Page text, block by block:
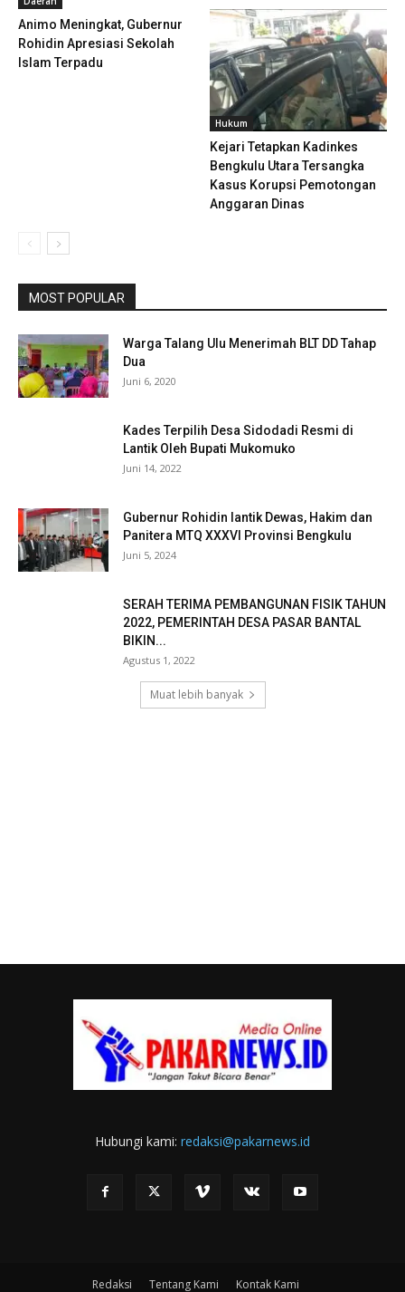
Animo Meningkat, Gubernur
Rohidin Apresiasi Sekolah
Islam Terpadu
Hukum
Kejari Tetapkan Kadinkes
Bengkulu Utara Tersangka
Kasus Korupsi Pemotongan
Anggaran Dinas
MOST POPULAR
Warga Talang Ulu Menerimah BLT DD Tahap
Dua
Juni 6, 2020
Kades Terpilih Desa Sidodadi Resmi di
Lantik Oleh Bupati Mukomuko
Juni 14, 2022
Gubernur Rohidin lantik Dewas, Hakim dan
Panitera MTQ XXXVI Provinsi Bengkulu
Juni 5, 2024
SERAH TERIMA PEMBANGUNAN FISIK TAHUN
2022, PEMERINTAH DESA PASAR BANTAL
BIKIN...
Agustus 1, 2022
Muat lebih banyak
Hubungi kami: redaksi@pakarnews.id
Redaksi Tentang Kami Kontak Kami